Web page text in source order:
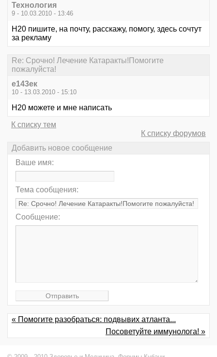
Технология
9 - 10.03.2010 - 13:46
Н20 пишите, на почту, расскажу, помогу, здесь сочтут
за рекламу
Re: Срочно! Лечение Катаракты!Помогите
пожалуйста!
е143ек
10 - 13.03.2010 - 15:10
Н20 можете и мне написать
К списку тем
К списку форумов
Добавить новое сообщение
Ваше имя:
Тема сообщения:
Сообщение:
« Помогите разобраться: подвывих атланта...
Посоветуйте иммунолога! »